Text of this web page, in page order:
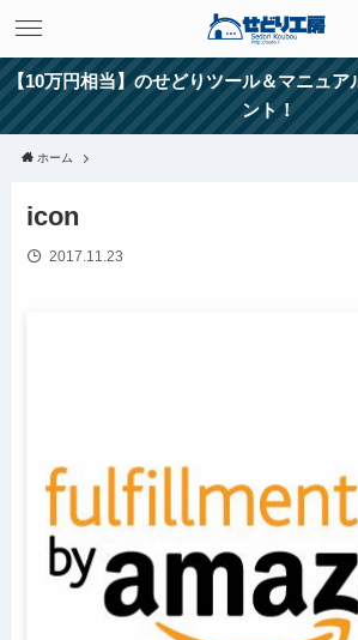
【10万円相当】のせどりツール＆マニュア
ント！
ホーム
icon
2017.11.23